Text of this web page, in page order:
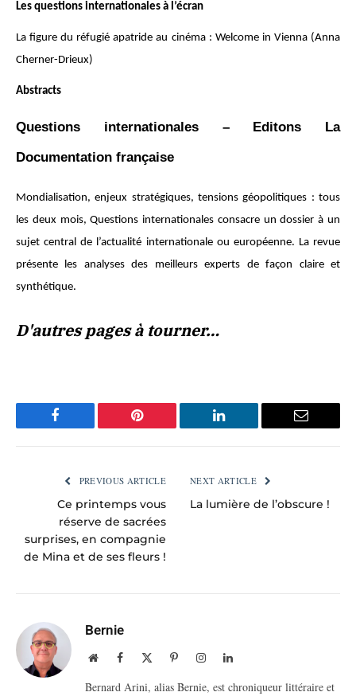
Les questions internationales à l’écran
La figure du réfugié apatride au cinéma : Welcome in Vienna (Anna
Cherner-Drieux)
Abstracts
Questions internationales – Editons La
Documentation française
Mondialisation, enjeux stratégiques, tensions géopolitiques : tous
les deux mois, Questions internationales consacre un dossier à un
sujet central de l’actualité internationale ou européenne. La revue
présente les analyses des meilleurs experts de façon claire et
synthétique.
D'autres pages à tourner…
Facebook Pinterest LinkedIn Email
PREVIOUS ARTICLE
Ce printemps vous
réserve de sacrées
surprises, en compagnie
de Mina et de ses fleurs !
NEXT ARTICLE
La lumière de l’obscure !
Bernie
WebsiteFacebook PinterestInstagramLinkedIn
Bernard Arini, alias Bernie, est chroniqueur littéraire et